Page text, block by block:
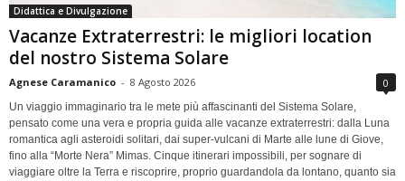
Didattica e Divulgazione
Vacanze Extraterrestri: le migliori location
del nostro Sistema Solare
Agnese Caramanico - 8 Agosto 2026 0
Un viaggio immaginario tra le mete più affascinanti del Sistema Solare,
pensato come una vera e propria guida alle vacanze extraterrestri: dalla Luna
romantica agli asteroidi solitari, dai super-vulcani di Marte alle lune di Giove,
fino alla “Morte Nera” Mimas. Cinque itinerari impossibili, per sognare di
viaggiare oltre la Terra e riscoprire, proprio guardandola da lontano, quanto sia